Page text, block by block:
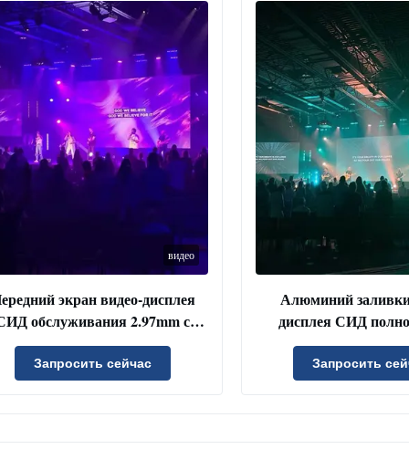
видео
экран видео-дисплея
обслуживания 2.97mm с
панелью 50x50cm
Запросить сейчас
Алюминий
дисплея СИД
тангажа 3.91mm
Запросить